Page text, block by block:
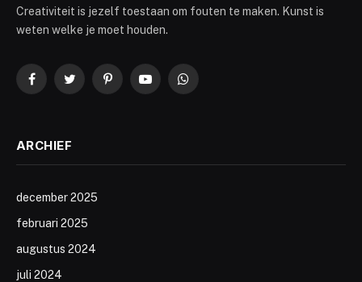
Creativiteit is jezelf toestaan om fouten te maken. Kunst is
weten welke je moet houden.
FacebookTwitterPinterestYouTubeWhatsApp
ARCHIEF
december 2025
februari 2025
augustus 2024
juli 2024